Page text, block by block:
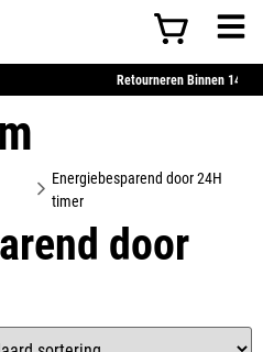
€50 Retourneren
Energiebesparend door 24H
timer
door